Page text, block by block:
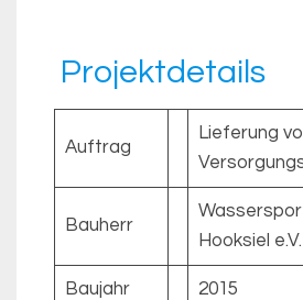
Projektdetails
Auftrag
Lieferung
Bauherr
Hooksiel e.V.
Baujahr 2015